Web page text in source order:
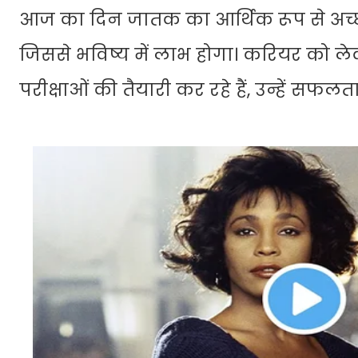
आज का दिन जातक का आर्थिक रूप से
जिससे भविष्य में लाभ होगा। करियर को
परीक्षाओं की तैयारी कर रहे हैं, उन्हें